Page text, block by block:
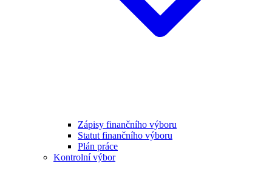
Zápisy finančního výboru
Statut finančního výboru
Plán práce
Kontrolní výbor